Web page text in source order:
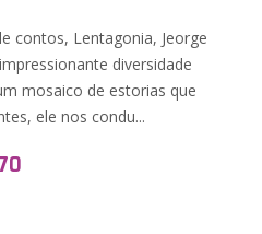
contos, Lentagonia, Jeorge
diversidade
mosaico de estorias que
ele nos condu...